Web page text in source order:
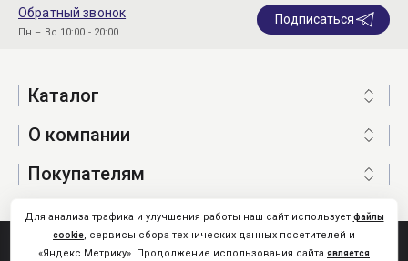
Обратный звонок
Пн – Вс 10:00 - 20:00
Подписаться
Каталог
О компании
Покупателям
Nistone.Ru © 2026
Для анализа трафика и улучшения работы наш сайт использует файлы
cookie, сервисы сбора технических данных посетителей и
«Яндекс.Метрику». Продолжение использования сайта является